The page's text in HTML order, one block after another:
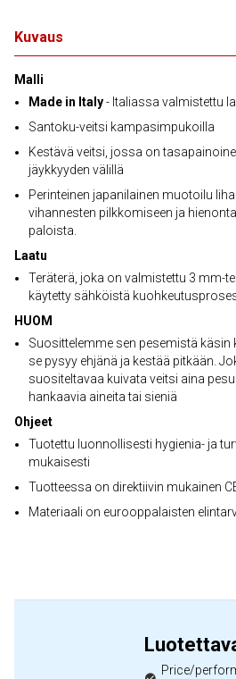
Kuvaus
Malli
Made in Italy- Italiassa valmistettu
Santoku-veitsi kampasimpukoilla
Kestävä veitsi, jossa on
jäykkyyden välillä
Perinteinen japanilainen muotoilu
vihannesten pilkkomiseen ja
paloista.
Laatu
Teräterä, joka on valmistettu 3 mm-
käytetty sähköistä
HUOM
Suosittelemme sen pesemistä
se pysyy ehjänä ja kestää pitkään.
suositeltavaa kuivata veitsi aina
hankaavia aineita tai sieniä
Ohjeet
Tuotettu luonnollisesti hygienia- ja
mukaisesti
Tuotteessa on direktiivin mukainen
Materiaali on eurooppalaisten
Price/